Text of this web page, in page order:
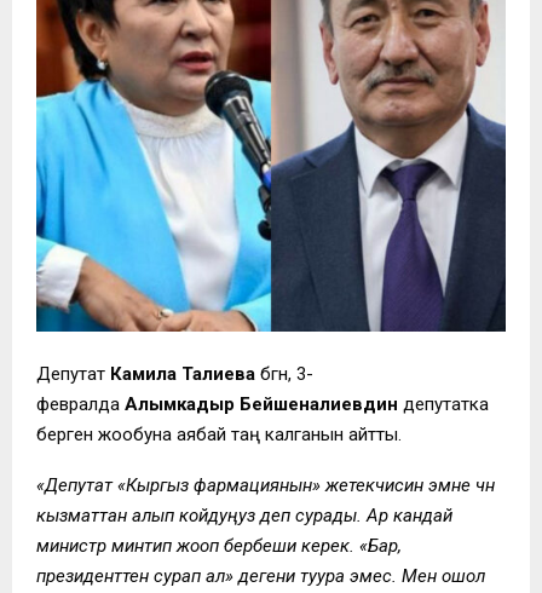
Депутат Камила Талиева бүгүн, 3-
февралда Алымкадыр Бейшеналиевдин депутатка
берген жообуна аябай таң калганын айтты.
«Депутат «Кыргыз фармациянын» жетекчисин эмне үчүн
кызматтан алып койдуңуз деп сурады. Ар кандай
министр минтип жооп бербеши керек. «Бар,
президенттен сурап ал» дегени туура эмес. Мен ошол